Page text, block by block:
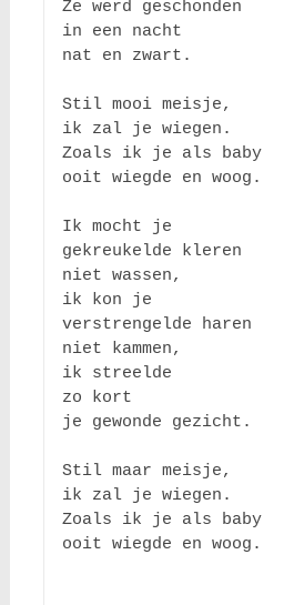
Ze werd geschonden
in een nacht
nat en zwart.
Stil mooi meisje,
ik zal je wiegen.
Zoals ik je als baby
ooit wiegde en woog.
Ik mocht je
gekreukelde kleren
niet wassen,
ik kon je
verstrengelde haren
niet kammen,
ik streelde
zo kort
je gewonde gezicht.
Stil maar meisje,
ik zal je wiegen.
Zoals ik je als baby
ooit wiegde en woog.